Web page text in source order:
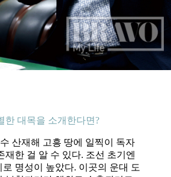
한 대목을 소개한다면?
산재해 고흥 땅에 일찍이 독자
재한 걸 알 수 있다. 조선 초기엔
명성이 높았다. 이곳의 운대 도